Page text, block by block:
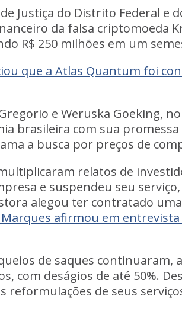
Justiça do Distrito Federal
da falsa criptomoeda
R$ 250 milhões em um
que a Atlas Quantum foi
e Weruska Goeking,
brasileira com sua
a busca por preços de
relatos de
e suspendeu seu
alegou ter contratado
afirmou em
de saques
com deságios de até 50%.
reformulações de seus